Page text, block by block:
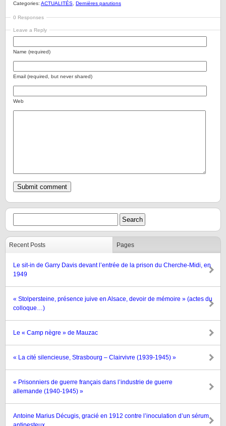
Categories: ACTUALITÉS Dernières parutions
0 Responses
Leave a Reply
Name (required)
Email (required, but never shared)
Web
Recent Posts Pages
Le sit-in de Garry Davis devant l’entrée de la prison du Cherche-Midi, en
1949
« Stolpersteine, présence juive en Alsace, devoir de mémoire » (actes du
colloque…)
Le « Camp nègre » de Mauzac
« La cité silencieuse, Strasbourg – Clairvivre (1939-1945) »
« Prisonniers de guerre français dans l’industrie de guerre
allemande (1940-1945) »
Antoine Marius Décugis, gracié en 1912 contre l’inoculation d’un sérum